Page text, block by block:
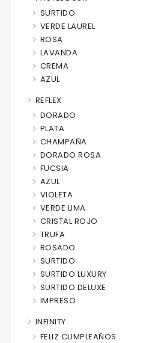
SURTIDO
VERDE LAUREL
ROSA
LAVANDA
CREMA
AZUL
REFLEX
DORADO
PLATA
CHAMPAÑA
DORADO ROSA
FUCSIA
AZUL
VIOLETA
VERDE LIMA
CRISTAL ROJO
TRUFA
ROSADO
SURTIDO
SURTIDO LUXURY
SURTIDO DELUXE
IMPRESO
INFINITY
FELIZ CUMPLEAÑOS